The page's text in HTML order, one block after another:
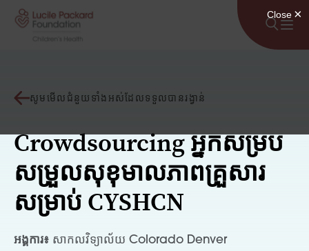
រំលងទៅមាតិកា
សូមមើលជំនួយទាំងអស់ដែលទទួលបានរង្វាន់
Crowdsourcing អ្នកសម្រប
សម្រួលសុខុមាលភាពគ្រួសារ
សម្រាប់ CYSHCN
អង្គការ៖ សាកលវិទ្យាល័យ Colorado Denver